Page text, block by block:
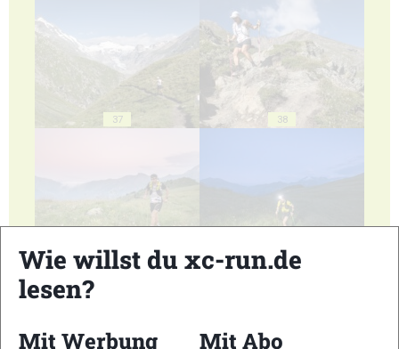
37 38
39 40
Wie willst du xc-run.de
lesen?
Mit Werbung Mit Abo